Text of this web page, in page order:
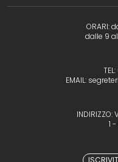
ORARI:
dalle 9
EMAIL:
1